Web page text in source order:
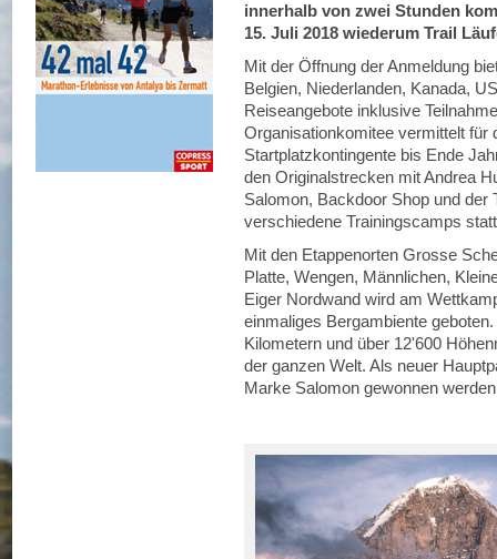
innerhalb von zwei Stunden
15. Juli 2018 wiederum Trail
Mit der Öffnung der Anmeldung
Belgien, Niederlanden, Kanada,
Reiseangebote inklusive
Organisationkomitee vermittelt für
Startplatzkontingente bis Ende
den Originalstrecken mit Andrea
Salomon, Backdoor Shop und
verschiedene Trainingscamps
Mit den Etappenorten Grosse
Platte, Wengen, Männlichen,
Eiger Nordwand wird am
einmaliges Bergambiente
Kilometern und über 12'600
der ganzen Welt. Als neuer
Marke Salomon gewonnen